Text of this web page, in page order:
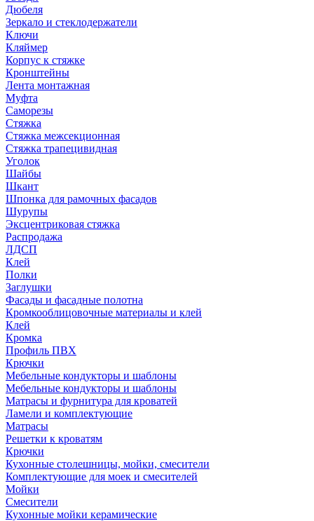
Дюбеля
Зеркало и стеклодержатели
Ключи
Кляймер
Корпус к стяжке
Кронштейны
Лента монтажная
Муфта
Саморезы
Стяжка
Стяжка межсекционная
Стяжка трапецивидная
Уголок
Шайбы
Шкант
Шпонка для рамочных фасадов
Шурупы
Эксцентриковая стяжка
Распродажа
ЛДСП
Клей
Полки
Заглушки
Фасады и фасадные полотна
Кромкооблицовочные материалы и клей
Клей
Кромка
Профиль ПВХ
Крючки
Мебельные кондукторы и шаблоны
Мебельные кондукторы и шаблоны
Матрасы и фурнитура для кроватей
Ламели и комплектующие
Матрасы
Решетки к кроватям
Крючки
Кухонные столешницы, мойки, смесители
Комплектующие для моек и смесителей
Мойки
Смесители
Кухонные мойки керамические